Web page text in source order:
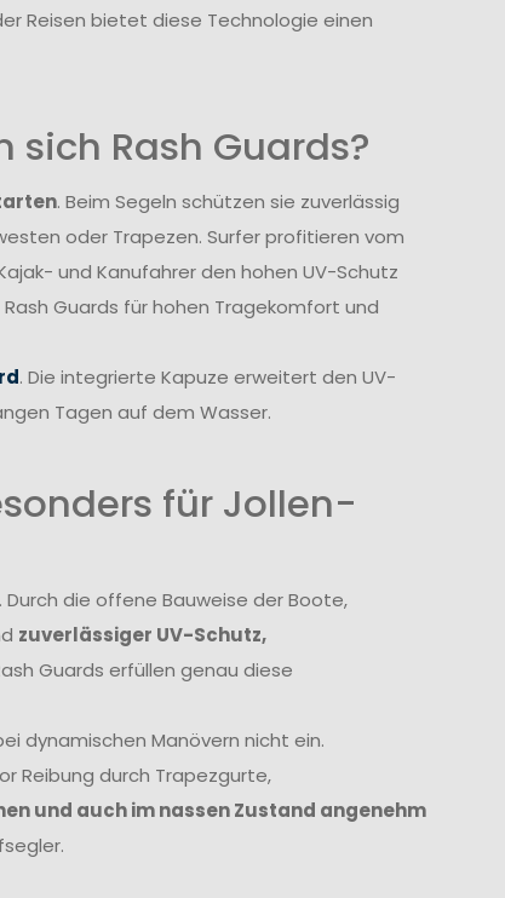
Reisen bietet diese Technologie einen
Rash Guards?
. Beim Segeln schützen sie zuverlässig
oder Trapezen. Surfer profitieren vom
und Kanufahrer den hohen UV-Schutz
Guards für hohen Tragekomfort und
. Die integrierte Kapuze erweitert den UV-
Tagen auf dem Wasser.
für Jollen-
die offene Bauweise der Boote,
zuverlässiger UV-Schutz,
Guards erfüllen genau diese
dynamischen Manövern nicht ein.
Reibung durch Trapezgurte,
und auch im nassen Zustand angenehm